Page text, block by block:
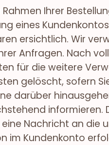
Ihrer
eines
ersichtlich. Wir
Anfragen. Nach
für die weitere
gelöscht, sofern
darüber
informieren.
Nachricht an die
im Kundenkonto